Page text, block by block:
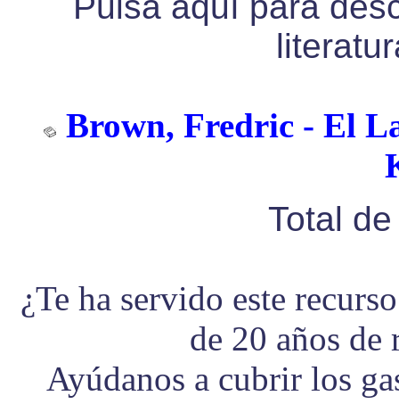
Brown, Fredric - El
Total
¿Te ha servido este
de 20 años
Ayúdanos a cubrir los